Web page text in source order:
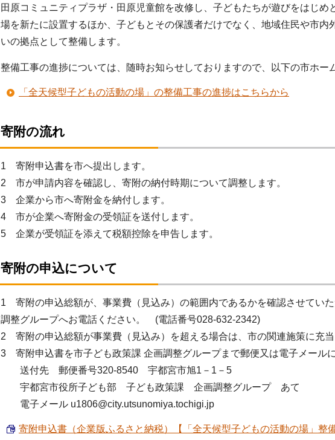
田原コミュニティプラザ・田原児童館を改修し、子どもたちが遊びをはじ
場を新たに設置するほか、子どもとその保護者だけでなく、地域住民や市
いの拠点として整備します。
整備工事の進捗については、随時お知らせしておりますので、以下の市ホー
「全天候型子どもの活動の場」の整備工事の進捗はこちらから
寄附の流れ
1 寄附申込書を市へ提出します。
2 市が申請内容を確認し、寄附の納付時期について調整します。
3 企業から市へ寄附金を納付します。
4 市が企業へ寄附金の受領証を送付します。
5 企業が受領証を添えて税額控除を申告します。
寄附の申込について
1 寄附の申込総額が、事業費（見込み）の範囲内であるかを確認させてい
調整グループへお電話ください。 (電話番号028-632-2342)
2 寄附の申込総額が事業費（見込み）を超える場合は、市の関連施策に充当
3 寄附申込書を市子ども政策課 企画調整グループまで郵便又は電子メールに
送付先 郵便番号320-8540 宇都宮市旭1－1－5
宇都宮市役所子ども部 子ども政策課 企画調整グループ あて
電子メール u1806@city.utsunomiya.tochigi.jp
寄附申込書（企業版ふるさと納税）【「全天候型子どもの活動の場」整